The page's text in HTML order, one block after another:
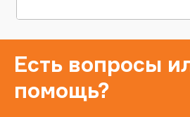
Есть вопросы
помощь?